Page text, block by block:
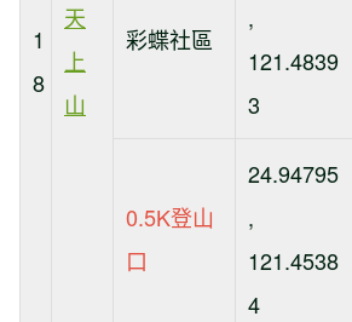
1
8
天
上
山
彩蝶社區
,
121.4839
3
0.5K登山
口
24.94795
,
121.4538
4